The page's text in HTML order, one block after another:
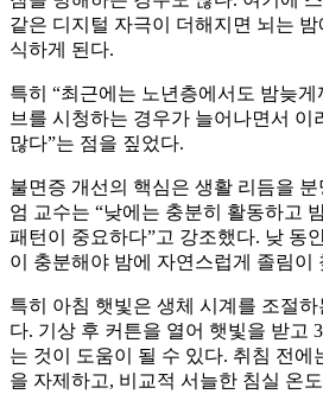
같은 디지털 자극이 더해지면 뇌는 밤
식하게 된다.
특히 “최근에는 노년층에서도 밤늦
브를 시청하는 경우가 늘어나면서 이
많다”는 점을 짚었다.
불면증 개선의 핵심은 생활 리듬을
엄 교수는 “낮에는 충분히 활동하고
패턴이 중요하다”고 강조했다. 낮 동
이 충분해야 밤에 자연스럽게 졸림이
특히 아침 햇빛은 생체 시계를 조절
다. 기상 후 커튼을 열어 햇빛을 받고
는 것이 도움이 될 수 있다. 취침 전에
을 자제하고, 비교적 서늘한 침실 온